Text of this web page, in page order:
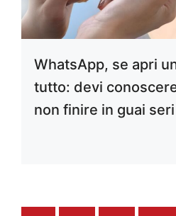
WhatsApp, se apri
tutto: devi
non finire in guai seri